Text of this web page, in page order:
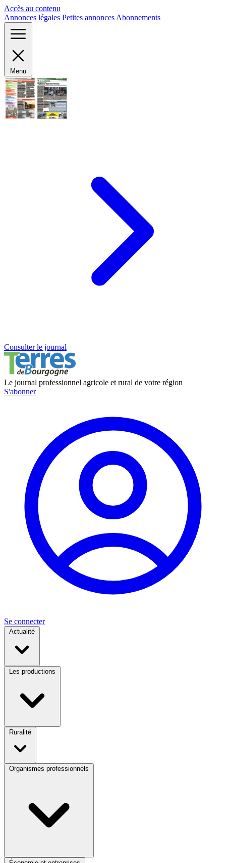
Accès au contenu
Annonces légales Petites annonces Abonnements
Menu
Consulter le journal
Le journal professionnel agricole et rural de votre région
S'abonner
Se connecter
Actualité
Les productions
Ruralité
Organismes professionnels
Panneau de gestion des cookies